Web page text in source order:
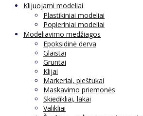
Klijuojami modeliai
Plastikiniai modeliai
Popieriniai modeliai
Modeliavimo medžiagos
Epoksidinė derva
Glaistai
Gruntai
Klijai
Markeriai, pieštukai
Maskavimo priemonės
Skiedikliai, lakai
Valikliai